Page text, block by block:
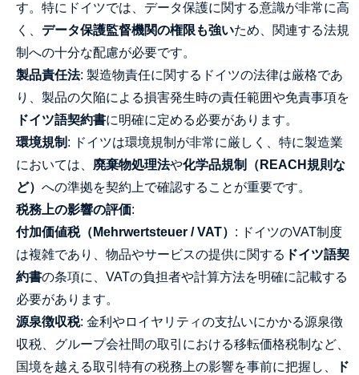
す。特にドイツでは、データ保護に関する意識が非常に高
く、 データ保護監督機関の権限も強いため、関連する法規
制への十分な配慮が必要です。
製品責任法: 製造物責任に関するドイツの法律は厳格であ
り、製品の欠陥による損害発生時の責任範囲や免責事項を
ドイツ語契約書に明確に定める必要があります。
環境規制 : ドイツは環境規制が非常に厳しく、特に製造業
においては、 廃棄物処理法や化学品規制（REACH規則な
ど） への準拠を契約上で確認することが重要です。
税務上の影響の評価:
付加価値税（Mehrwertsteuer / VAT） : ドイツのVAT制度
は複雑であり、物品やサービスの提供に関する ドイツ語契
約書の条項に、VATの負担者や計算方法を明確に記載する
必要があります。
源泉徴収税: 金利やロイヤリティの支払いにかかる源泉徴
収税、グループ会社間の取引における移転価格税制など、
国境を越える取引特有の税務上の影響を事前に把握し、
ド